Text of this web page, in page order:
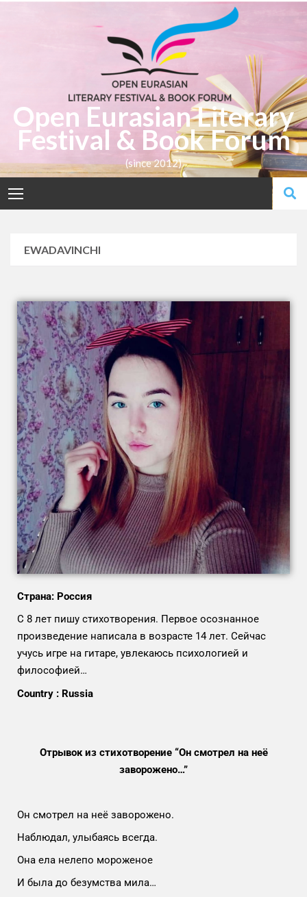
Open Eurasian Literary
Festival & Book Forum
(since 2012)
EWADAVINCHI
Страна: Россия
С 8 лет пишу стихотворения. Первое осознанное
произведение написала в возрасте 14 лет. Сейчас
учусь игре на гитаре, увлекаюсь психологией и
философией…
Country : Russia
Отрывок из стихотворение “Он смотрел на неё
заворожено…”
Он смотрел на неё заворожено.
Наблюдал, улыбаясь всегда.
Она ела нелепо мороженое
И была до безумства мила…